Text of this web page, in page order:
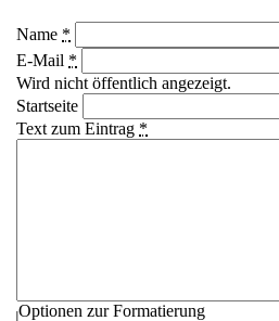
Name *
E-Mail *
Wird nicht öffentlich angezeigt.
Startseite
Text zum Eintrag *
Optionen zur Formatierung